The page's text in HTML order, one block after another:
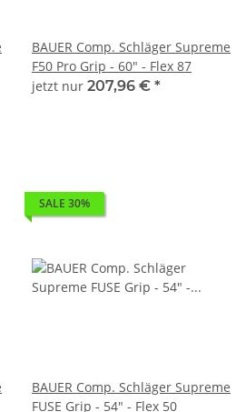
BAUER Comp. Schläger Supreme
F50 Pro Grip - 60" - Flex 87
jetzt nur 207,96 € *
SALE 30%
BAUER Comp. Schläger Supreme
FUSE Grip - 54" - Flex 50